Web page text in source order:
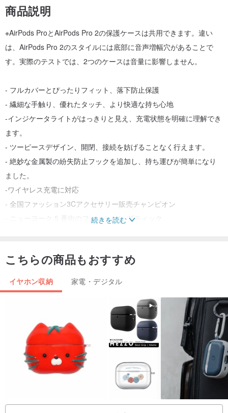
商品説明
※AirPods ProとAirPods Pro 2の保護ケースは共用できます。違い
は、AirPods Pro 2のスタイルには底部に音声増幅穴があることで
す。実際のテストでは、2つのケースは音量に影響しません。
- フルカバーとぴったりフィット、落下防止保護
- 繊細な手触り、優れたタッチ、より快適な持ち心地
-インジケータライトがはっきりと見え、充電状態を明確に理解でき
ます。
- ツーピースデザイン、開閉、接続を妨げることなく行えます。
- 絶妙な金属製の紛失防止フックを追加し、持ち運びが簡単になり
ました。
-ワイヤレス充電に対応
- 全国ファッション3Cアクセサリー販売チャンピオン
- ニューヨーク 5 番街のファッション ブティック
- あなたの動きであなた独自の魅力と自信を表現しましょう
ケイト・スペードの各保護カバーのクラシックなパターンは、デザ
イナーによって慎重に作成され、完璧を追求するすべての女性に捧
続きを読む
こちらの商品もおすすめ
イヤホン収納 家電・デジタル